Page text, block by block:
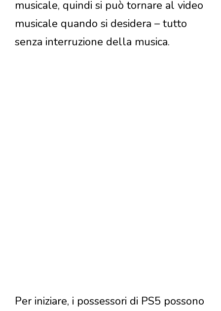
musicale, quindi si può tornare al video
musicale quando si desidera – tutto
senza interruzione della musica.
Per iniziare, i possessori di PS5 possono